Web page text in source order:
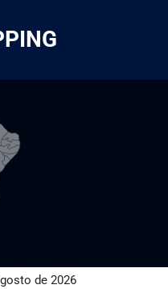
de 2026